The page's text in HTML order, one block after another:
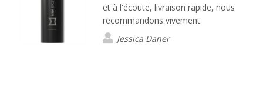
et à l'écoute, livraison rapide, nous
recommandons vivement.
Jessica Daner